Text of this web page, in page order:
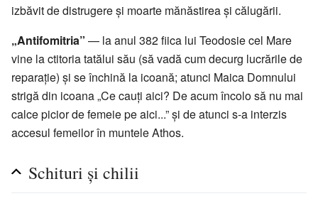
izbăvit de distrugere și moarte mănăstirea și călugării.
„Antifomitria” — la anul 382 fiica lui Teodosie cel Mare
vine la ctitoria tatălui său (să vadă cum decurg lucrările de
reparație) și se închină la icoană; atunci Maica Domnului
strigă din icoana „Ce cauți aici? De acum încolo să nu mai
calce picior de femeie pe aici...” și de atunci s-a interzis
accesul femeilor în muntele Athos.
Schituri și chilii